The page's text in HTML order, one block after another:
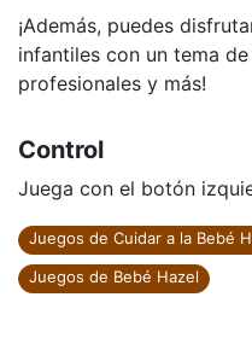
¡Además, puedes
infantiles con un tema
profesionales y más!
Control
Juega con el botón
Juegos de Cuidar a la Bebé
Juegos de Bebé Hazel